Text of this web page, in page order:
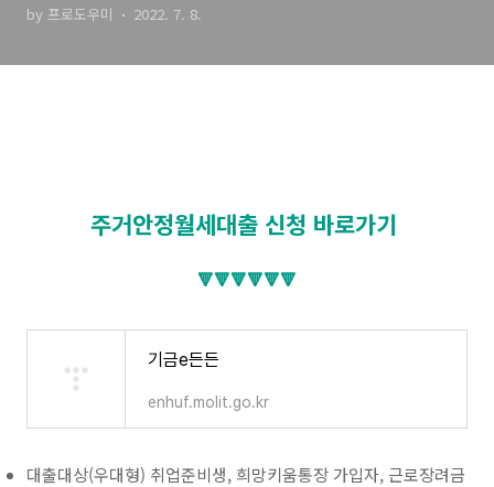
by 프로도우미 2022. 7. 8.
주거안정월세대출 신청 바로가기
🔻🔻🔻🔻🔻🔻
기금e든든
enhuf.molit.go.kr
대출대상(우대형) 취업준비생, 희망키움통장 가입자, 근로장려금